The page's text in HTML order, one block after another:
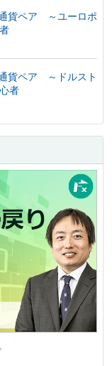
貨ペア ～ユーロポ
貨ペア ～ドルスト
者